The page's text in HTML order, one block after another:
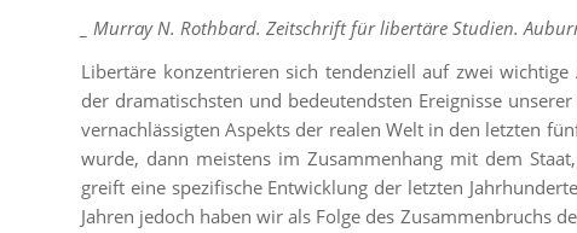
_ Murray N. Rothbard. Zeitschrift für libertäre Studien.
Libertäre konzentrieren sich tendenziell auf zwei
der dramatischsten und bedeutendsten Ereignisse
vernachlässigten Aspekts der realen Welt in den letzten
wurde, dann meistens im Zusammenhang mit dem
greift eine spezifische Entwicklung der letzten
Jahren jedoch haben wir als Folge des Zusammenbruchs